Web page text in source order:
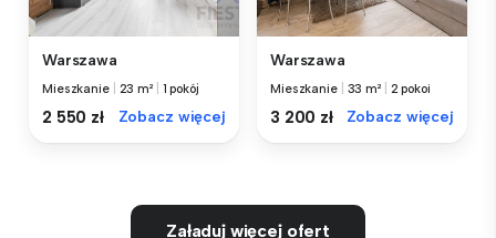
Warszawa
Mieszkanie 23 m² 1 pokój
2 550 zł Zobacz więcej
Warszawa
Mieszkanie 33 m² 2 pokoi
3 200 zł Zobacz więcej
Załaduj więcej ofert